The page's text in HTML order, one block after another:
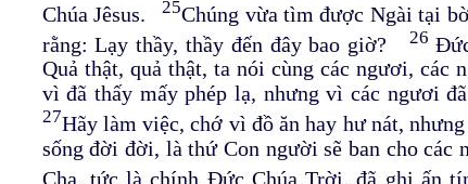
Chúa Jêsus.
25Chúng vừa tìm được Ngài tại
rằng: Lạy thầy, thầy đến đây bao giờ?
26
Quả thật, quả thật, ta nói cùng các ngươi, các
vì đã thấy mấy phép lạ, nhưng vì các ngươi
27Hãy làm việc, chớ vì đồ ăn hay hư nát,
sống đời đời, là thứ Con người sẽ ban cho các
Cha, tức là chính Đức Chúa Trời, đã ghi ấn